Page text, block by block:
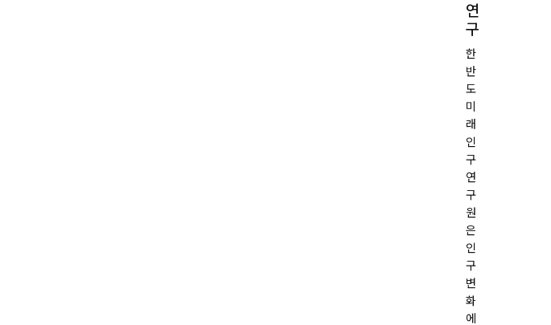
연
구
한
반
도
미
래
인
구
연
구
원
은
인
구
변
화
에